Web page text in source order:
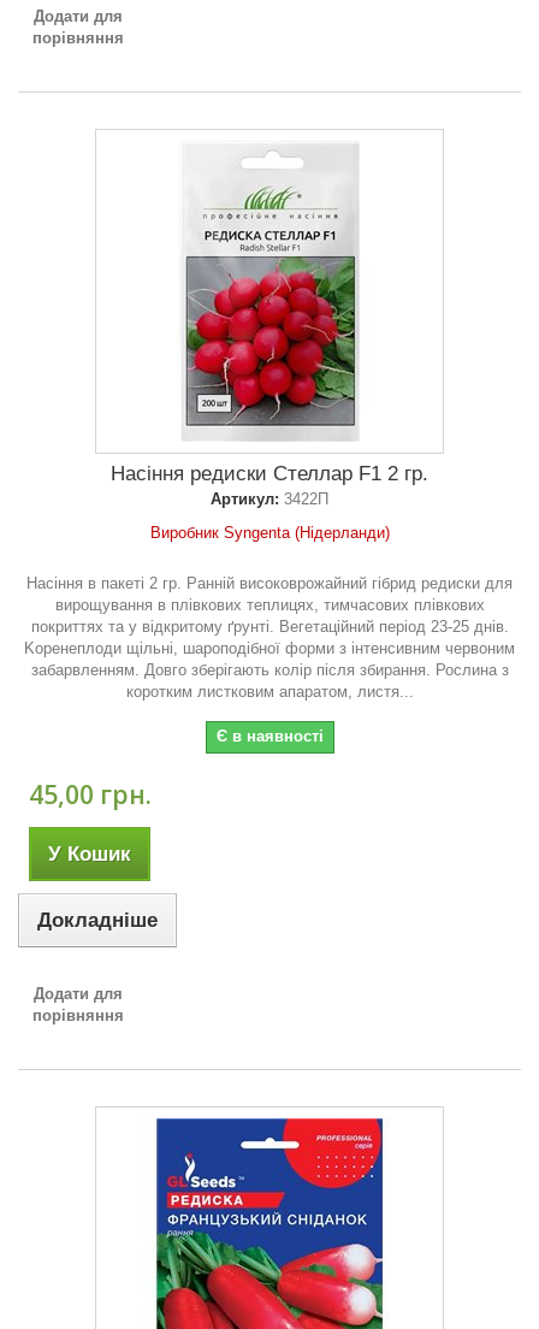
Додати для
порівняння
Насіння редиски Стеллар F1 2 гр.
Артикул: 3422П
Виробник Syngenta (Нідерланди)
Насіння в пакеті 2 гр. Ранній високоврожайний гібрид редиски для
вирощування в плівкових теплицях, тимчасових плівкових
покриттях та у відкритому ґрунті. Вегетаційний період 23-25 днів.
Kоренеплоди щільні, шароподібної форми з інтенсивним червоним
забарвленням. Довго зберігають колір після збирання. Рослина з
коротким листковим апаратом, листя...
Є в наявності
45,00 грн.
У Кошик
Докладніше
Додати для
порівняння